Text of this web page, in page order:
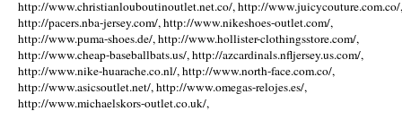
http://www.christianlouboutinoutlet.net.co/, http://www.juicycouture.com.co/,
http://pacers.nba-jersey.com/, http://www.nikeshoes-outlet.com/,
http://www.puma-shoes.de/, http://www.hollister-clothingsstore.com/,
http://www.cheap-baseballbats.us/, http://azcardinals.nfljersey.us.com/,
http://www.nike-huarache.co.nl/, http://www.north-face.com.co/,
http://www.asicsoutlet.net/, http://www.omegas-relojes.es/,
http://www.michaelskors-outlet.co.uk/,